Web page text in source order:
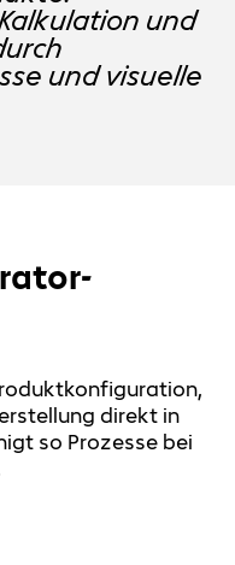
und
und visuelle
direkt in
so Prozesse bei